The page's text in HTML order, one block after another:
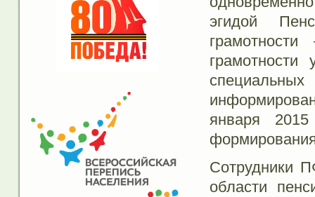
эгидой
января
Сотрудники
области